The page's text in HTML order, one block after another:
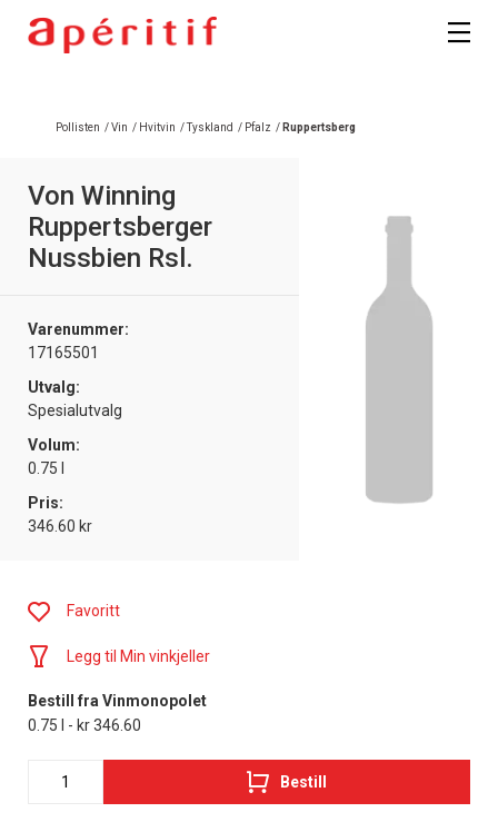
Pollisten /Vin / Hvitvin /Tyskland / Pfalz / Ruppertsberg
Von Winning
Ruppertsberger
Nussbien Rsl.
Varenummer:
17165501
Utvalg:
Spesialutvalg
Volum:
0.75 l
Pris:
346.60 kr
Favoritt
Legg til Min vinkjeller
Bestill fra Vinmonopolet
0.75 l - kr 346.60
Bestill